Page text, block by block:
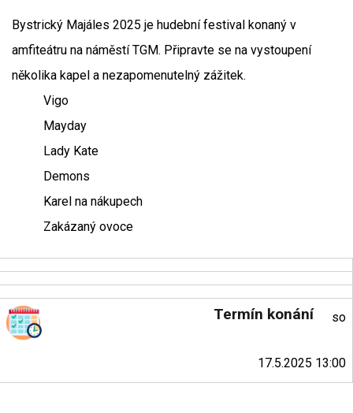
Bystrický Majáles 2025 je hudební festival konaný v
amfiteátru na náměstí TGM. Připravte se na vystoupení
několika kapel a nezapomenutelný zážitek.
Vigo
Mayday
Lady Kate
Demons
Karel na nákupech
Zakázaný ovoce
Termín konání so
17.5.2025 13:00